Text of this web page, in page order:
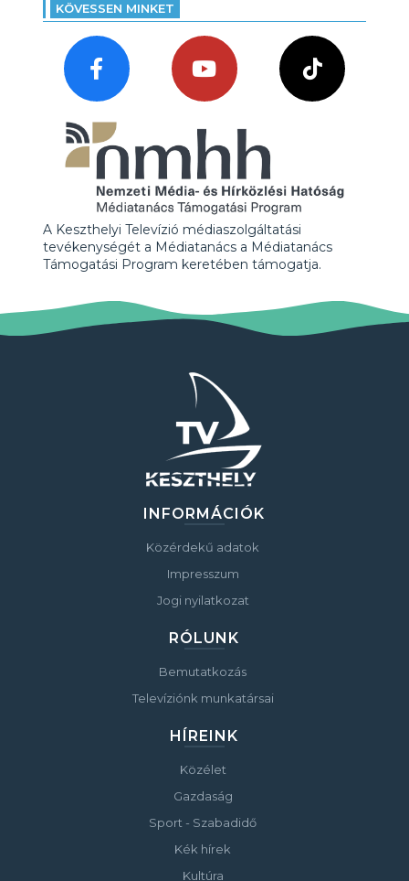
KÖVESSEN MINKET
A Keszthelyi Televízió médiaszolgáltatási
tevékenységét a Médiatanács a Médiatanács
Támogatási Program keretében támogatja.
INFORMÁCIÓK
Közérdekű adatok
Impresszum
Jogi nyilatkozat
RÓLUNK
Bemutatkozás
Televíziónk munkatársai
HÍREINK
Közélet
Gazdaság
Sport - Szabadidő
Kék hírek
Kultúra